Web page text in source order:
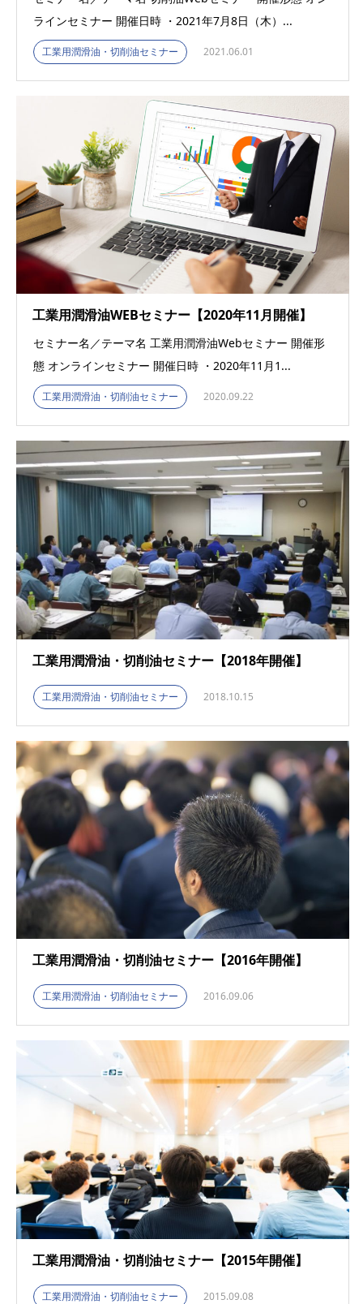
ラインセミナー 開催日時 ・2021年7月8日（木）...
工業用潤滑油・切削油セミナー 2021.06.01
工業用潤滑油WEBセミナー【2020年11月開催】
セミナー名／テーマ名 工業用潤滑油Webセミナー 開催形
態 オンラインセミナー 開催日時 ・2020年11月1...
工業用潤滑油・切削油セミナー 2020.09.22
工業用潤滑油・切削油セミナー【2018年開催】
工業用潤滑油・切削油セミナー 2018.10.15
工業用潤滑油・切削油セミナー【2016年開催】
工業用潤滑油・切削油セミナー 2016.09.06
工業用潤滑油・切削油セミナー【2015年開催】
工業用潤滑油・切削油セミナー 2015.09.08